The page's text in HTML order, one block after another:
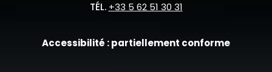
TÉL. +33 5 62 51 30 31
Accessibilité : partiellement conforme